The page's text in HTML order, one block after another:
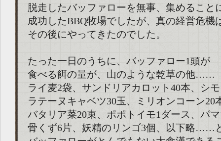
脱走したバッファローを無事、集めること
成功したBBQ牧場でしたが、真の経営危機
その後にやってきたのでした。
たった一日のうちに、バッファロー1頭が
食べる餌の量が、山のような乾草の他……
ライ麦2袋、サンドリアカロット40本、シ
ラテーヌキャベツ30玉、ミリオンコーン20
バタリア菜20束、ポポトイモ1ダース、パ
骨くず6片、妖精のリンゴ3個、以下略……